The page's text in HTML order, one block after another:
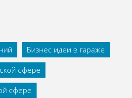
Бизнес идеи в гараже
сфере
сфере